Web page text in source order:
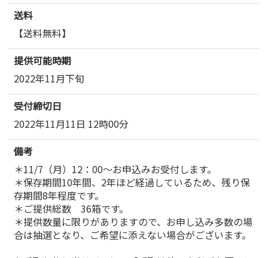
送料
【送料無料】
提供可能時期
2022年11月下旬
受付締切日
2022年11月11日 12時00分
備考
＊11/7（月）12：00～お申込みお受付します。
＊保存期間10年間、2年ほど経過しているため、残り保
存期間8年程度です。
＊ご提供総数 36箱です。
＊提供数量に限りがありますので、お申し込み多数の場
合は抽選となり、ご希望に添えない場合がございます。